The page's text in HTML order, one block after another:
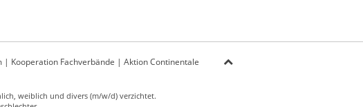
| Kooperation Fachverbände | Aktion Continentale
weiblich und divers (m/w/d) verzichtet.